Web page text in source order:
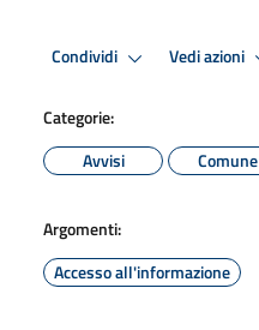
Condividi Vedi azioni
Categorie:
Avvisi
Comune
Argomenti:
Accesso all'informazione